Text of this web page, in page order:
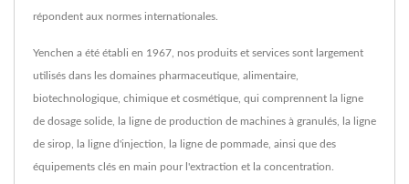
répondent aux normes internationales.
Yenchen a été établi en 1967, nos produits et services sont largement
utilisés dans les domaines pharmaceutique, alimentaire,
biotechnologique, chimique et cosmétique, qui comprennent la ligne
de dosage solide, la ligne de production de machines à granulés, la ligne
de sirop, la ligne d'injection, la ligne de pommade, ainsi que des
équipements clés en main pour l'extraction et la concentration.